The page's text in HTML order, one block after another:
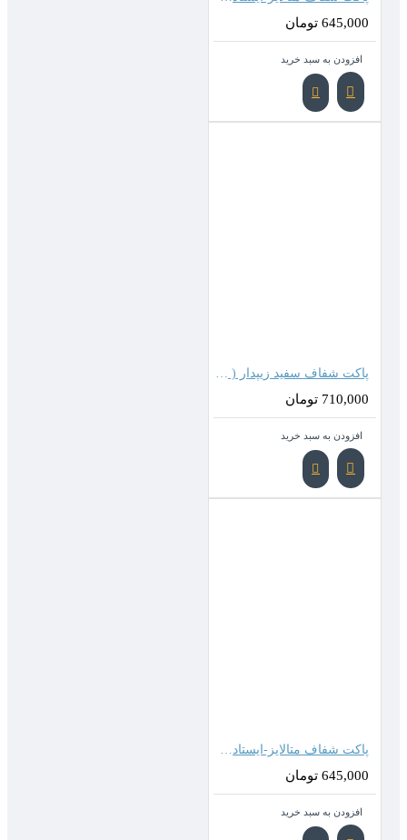
645,000 تومان
افزودن به سبد خرید
پاکت شفاف سفید زیپدار ( 40*30 سانتیمتر )
710,000 تومان
افزودن به سبد خرید
پاکت شفاف متالایز-ایستاده زیپدار ( 45*35 سانتیمتر )
645,000 تومان
افزودن به سبد خرید